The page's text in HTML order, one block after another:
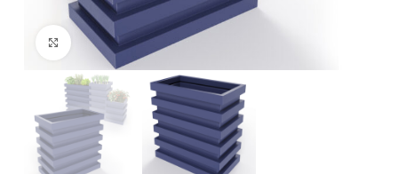
Kliknij aby powiększyć